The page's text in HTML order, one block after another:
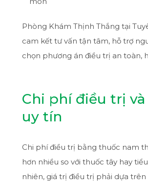
Phòng Khám Thịnh Thắng tại
cam kết tư vấn tận tâm, hỗ trợ
chọn phương án điều trị an toàn,
Chi phí điều trị
uy tín
Chi phí điều trị bằng thuốc nam
hơn nhiều so với thuốc tây hay
nhiên, giá trị điều trị phải dựa